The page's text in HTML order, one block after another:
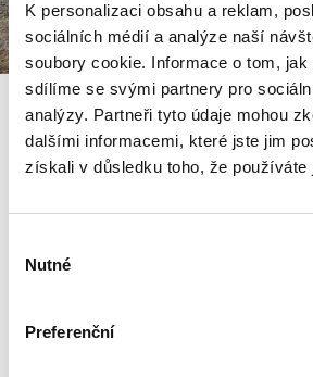
K personalizaci obsahu a reklam,
sociálních médií a analýze naší
soubory cookie. Informace o tom, jak
sdílíme se svými partnery pro
analýzy. Partneři tyto údaje mohou
dalšími informacemi, které jste jim
získali v důsledku toho, že používáte
souhlasu
Nutné
Preferenční
Nakladače